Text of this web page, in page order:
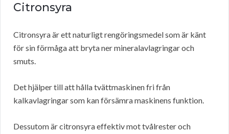
Citronsyra
Citronsyra är ett naturligt rengöringsmedel som är känt
för sin förmåga att bryta ner mineralavlagringar och
smuts.
Det hjälper till att hålla tvättmaskinen fri från
kalkavlagringar som kan försämra maskinens funktion.
Dessutom är citronsyra effektiv mot tvålrester och